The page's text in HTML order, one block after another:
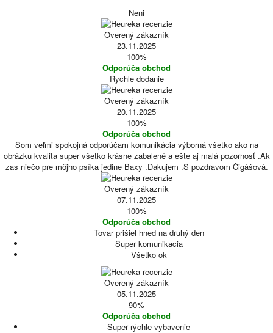
Neni
Overený zákazník
23.11.2025
100%
Odporúča obchod
Rychle dodanie
Overený zákazník
20.11.2025
100%
Odporúča obchod
Som veľmi spokojná odporúčam komunikácia výborná všetko ako na
obrázku kvalita super všetko krásne zabalené a ešte aj malá pozornosť .Ak
zas niečo pre môjho psíka jedine Baxy .Ďakujem .S pozdravom Čigášová.
Overený zákazník
07.11.2025
100%
Odporúča obchod
Tovar prišiel hned na druhý den
Super komunikacia
Všetko ok
Overený zákazník
05.11.2025
90%
Odporúča obchod
Super rýchle vybavenie